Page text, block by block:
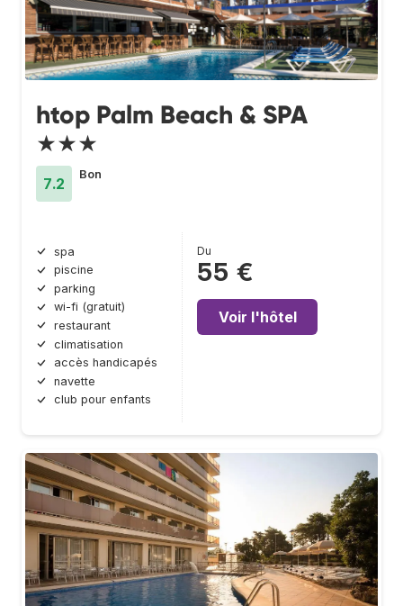
htop Palm Beach & SPA
★★★
7.2
Bon
spa
piscine
parking
wi-fi (gratuit)
restaurant
climatisation
accès handicapés
navette
club pour enfants
Du
55 €
Voir l'hôtel